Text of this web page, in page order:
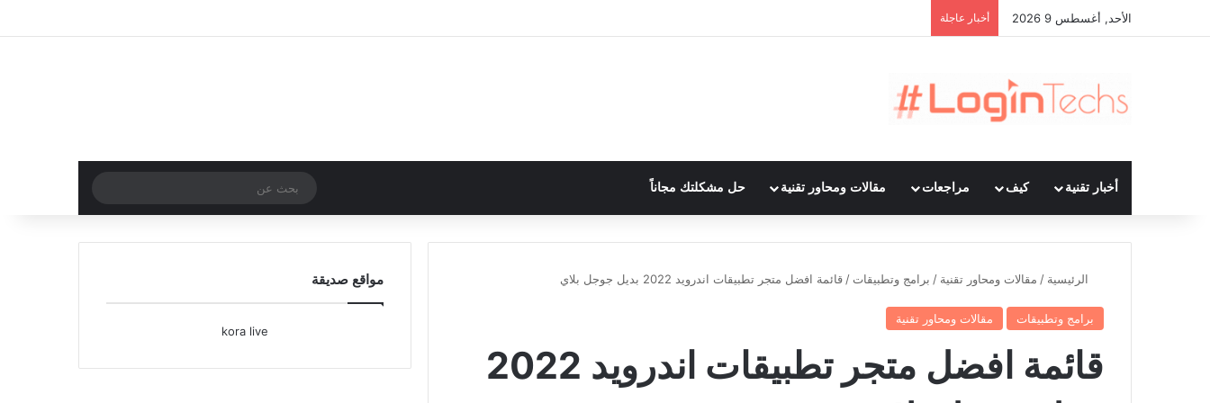
الأحد, أغسطس 9 2026 أخبار عاجلة
أخبار تقنية كيف مراجعات مقالات ومحاور تقنية حل مشكلتك مجاناً
عن
الرئيسية / مقالات ومحاور تقنية / برامج وتطبيقات / قائمة افضل متجر تطبيقات اندرويد 2022 بديل جوجل بلاي
برامج وتطبيقات مقالات ومحاور تقنية
قائمة افضل متجر تطبيقات اندرويد 2022
مواقع صديقة
kora live